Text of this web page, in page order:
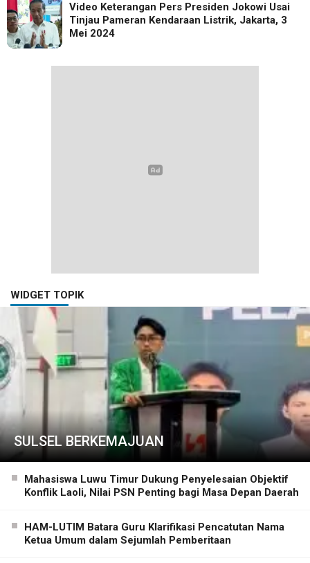
Video Keterangan Pers Presiden Jokowi Usai
Tinjau Pameran Kendaraan Listrik, Jakarta, 3
Mei 2024
WIDGET TOPIK
SULSEL BERKEMAJUAN
Mahasiswa Luwu Timur Dukung Penyelesaian Objektif
Konflik Laoli, Nilai PSN Penting bagi Masa Depan Daerah
HAM-LUTIM Batara Guru Klarifikasi Pencatutan Nama
Ketua Umum dalam Sejumlah Pemberitaan